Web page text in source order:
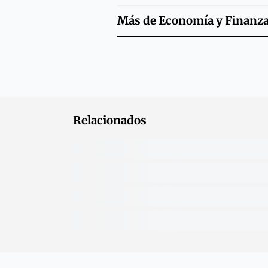
Más deEconomía y
Relacionados